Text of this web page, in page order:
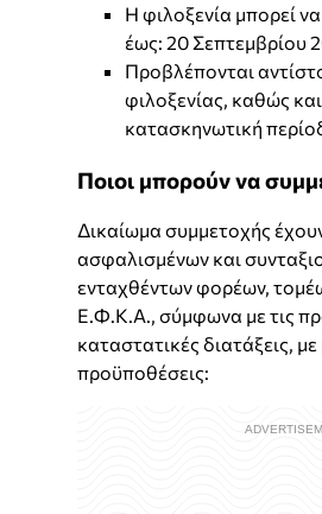
Η φιλοξενία μπορεί
έως: 20 Σεπτεμβρίου
Προβλέπονται
φιλοξενίας, καθώς
κατασκηνωτική
Ποιοι μπορούν να
Δικαίωμα συμμετοχής
ασφαλισμένων και
ενταχθέντων φορέων,
Ε.Φ.Κ.Α., σύμφωνα με τις
καταστατικές διατάξεις,
προϋποθέσεις: